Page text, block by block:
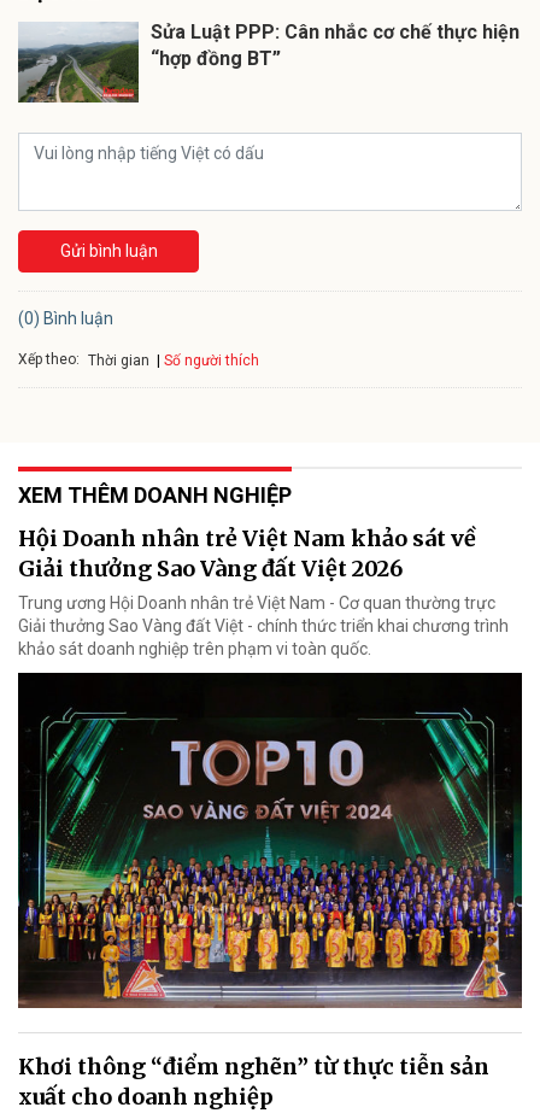
Sửa Luật PPP: Cân nhắc cơ chế thực hiện
“hợp đồng BT”
Gửi bình luận
(0) Bình luận
Xếp theo: Thời gian Số người thích
XEM THÊM DOANH NGHIỆP
Hội Doanh nhân trẻ Việt Nam khảo sát về
Giải thưởng Sao Vàng đất Việt 2026
Trung ương Hội Doanh nhân trẻ Việt Nam - Cơ quan thường trực
Giải thưởng Sao Vàng đất Việt - chính thức triển khai chương trình
khảo sát doanh nghiệp trên phạm vi toàn quốc.
Khơi thông “điểm nghẽn” từ thực tiễn sản
xuất cho doanh nghiệp